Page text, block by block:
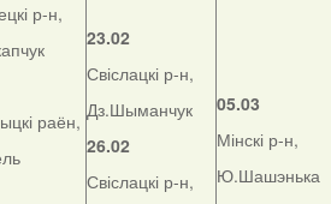
р-н,
раён,
23.02
Свіслацкі р-н,
Дз.Шыманчук
26.02
Свіслацкі р-н,
05.03
Мінскі р-н,
Ю.Шашэнька